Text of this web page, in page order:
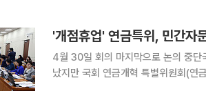
'개점휴업' 연금특위, 민간자
4월 30일 회의 마지막으로 논의 중단국회 일
났지만 국회 연금개혁 특별위원회(연